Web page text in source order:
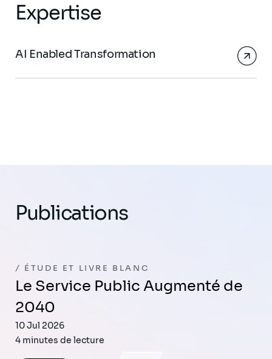
Expertise
AI Enabled Transformation
Publications
ÉTUDE ET LIVRE BLANC
Le Service Public Augmenté de
2040
10 Jul 2026
4 minutes de lecture